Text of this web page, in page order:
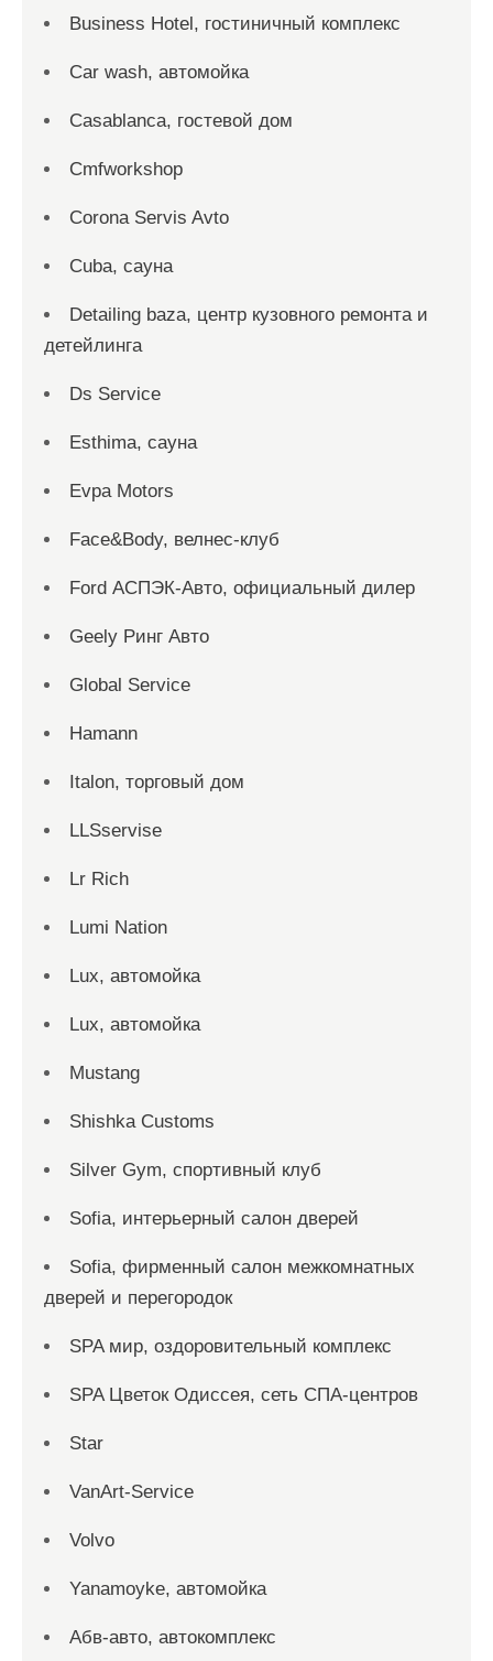
Business Hotel, гостиничный комплекс
Car wash, автомойка
Casablanca, гостевой дом
Cmfworkshop
Corona Servis Avto
Cuba, сауна
Detailing baza, центр кузовного ремонта и
детейлинга
Ds Service
Esthima, сауна
Evpa Motors
Face&Body, велнес-клуб
Ford АСПЭК-Авто, официальный дилер
Geely Ринг Авто
Global Service
Hamann
Italon, торговый дом
LLSservise
Lr Rich
Lumi Nation
Lux, автомойка
Lux, автомойка
Mustang
Shishka Customs
Silver Gym, спортивный клуб
Sofia, интерьерный салон дверей
Sofia, фирменный салон межкомнатных
дверей и перегородок
SPA мир, оздоровительный комплекс
SPA Цветок Одиссея, сеть СПА-центров
Star
VanArt-Service
Volvo
Yanamoyke, автомойка
Абв-авто, автокомплекс